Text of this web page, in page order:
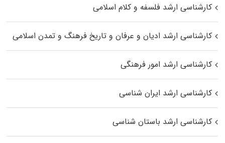
کارشناسی ارشد فلسفه و کلام اسلامی
کارشناسی ارشد ادیان و عرفان و تاریخ فرهنگ و تمدن اسلامی
کارشناسی ارشد امور فرهنگی
کارشناسی ارشد ایران شناسی
کارشناسی ارشد باستان شناسی